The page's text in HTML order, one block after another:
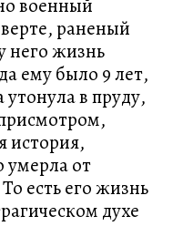
военный
раненый
него жизнь
ему было 9 лет,
утонула в пруду,
история,
умерла от
есть его жизнь
духе